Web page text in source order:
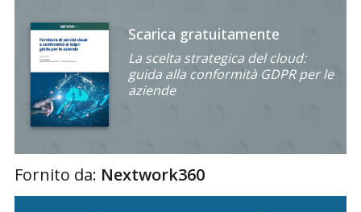
Scarica gratuitamente
La scelta strategica del cloud:
guida alla conformità GDPR per le
aziende
Fornito da: Nextwork360